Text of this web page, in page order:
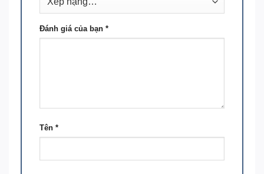
Đánh giá của bạn *
Tên *